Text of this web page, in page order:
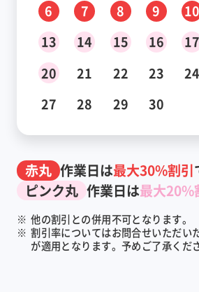
6
7 8 9
13
14 15 16 17
20
21 22 23 24
27
28 29 30
赤丸 作業日は最大30%割引
ピンク丸 作業日は最大20%
※ 他の割引との併用不可となります。
※ 割引率についてはお問合せいただい
が適用となります。予めご了承くだ